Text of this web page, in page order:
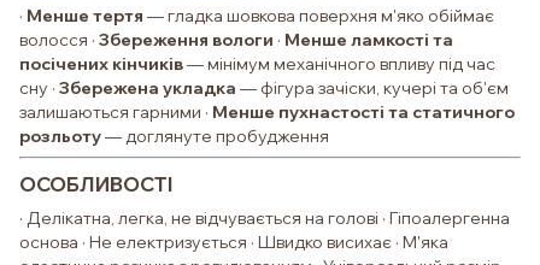
· Менше тертя — гладка шовкова поверхня м'яко обіймає
волосся · Збереження вологи · Менше ламкості та
посічених кінчиків— мінімум механічного впливу під час
сну · Збережена укладка — фігура зачіски, кучері та об'єм
залишаються гарними · Менше пухнастості та статичного
розльоту— доглянуте пробудження
ОСОБЛИВОСТІ
· Делікатна, легка, не відчувається на голові · Гіпоалергенна
основа · Не електризується · Швидко висихає · М'яка